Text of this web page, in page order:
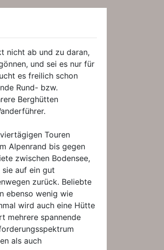
nicht ab und zu daran,
und sei es nur für
es freilich schon
Rund- bzw.
Berghütten
Touren
Alpenrand bis gegen
zwischen Bodensee,
auf ein gut
zurück. Beliebte
ebenso wenig wie
wird auch eine Hütte
mehrere spannende
als auch